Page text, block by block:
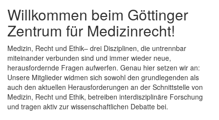
Willkommen beim Göttinger
Zentrum für Medizinrecht!
Medizin, Recht und Ethik– drei Disziplinen, die untrennbar
miteinander verbunden sind und immer wieder neue,
herausfordernde Fragen aufwerfen. Genau hier setzen wir an:
Unsere Mitglieder widmen sich sowohl den grundlegenden als
auch den aktuellen Herausforderungen an der Schnittstelle von
Medizin, Recht und Ethik, betreiben interdisziplinäre Forschung
und tragen aktiv zur wissenschaftlichen Debatte bei.